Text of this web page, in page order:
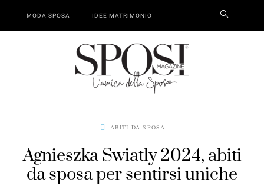
MODA SPOSA IDEE MATRIMONIO
ABITI DA SPOSA
Agnieszka Swiatly 2024, abiti
da sposa per sentirsi uniche